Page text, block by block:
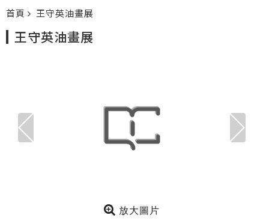
首頁 王守英油畫展
王守英油畫展
放大圖片